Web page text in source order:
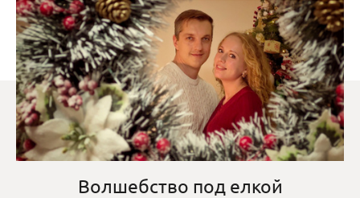
Волшебство под елкой